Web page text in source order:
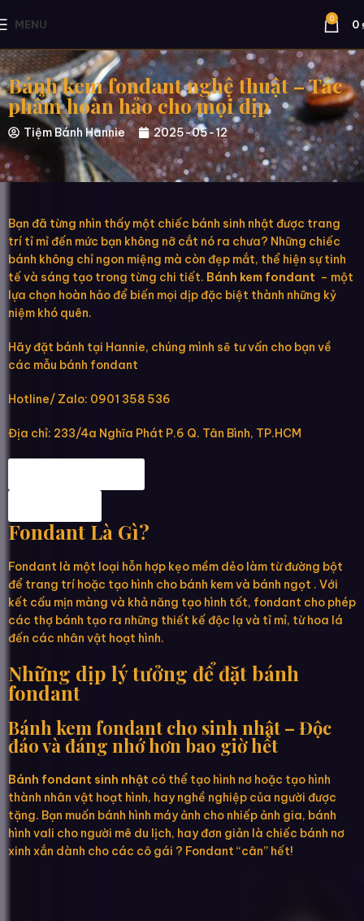
MENU 0 0
Bánh kem fondant nghệ thuật – Tác
phẩm hoàn hảo cho mọi dịp
Tiệm Bánh Hannie 2025-05-12
Bạn đã từng nhìn thấy một chiếc bánh sinh nhật được trang
trí tỉ mỉ đến mức bạn không nỡ cắt nó ra chưa? Những chiếc
bánh không chỉ ngon miệng mà còn đẹp mắt, thể hiện sự tinh
tế và sáng tạo trong từng chi tiết. Bánh kem fondant – một
lựa chọn hoàn hảo để biến mọi dịp đặc biệt thành những kỷ
niệm khó quên.
Hãy đặt bánh tại Hannie, chúng mình sẽ tư vấn cho bạn về
các mẫu bánh fondant
Hotline/ Zalo: 0901 358 536
Địa chỉ: 233/4a Nghĩa Phát P.6 Q. Tân Bình, TP.HCM
Fondant Là Gì?
Fondant là một loại hỗn hợp kẹo mềm dẻo làm từ đường bột
để trang trí hoặc tạo hình cho bánh kem và bánh ngọt . Với
kết cấu mịn màng và khả năng tạo hình tốt, fondant cho phép
các thợ bánh tạo ra những thiết kế độc lạ và tỉ mỉ, từ hoa lá
đến các nhân vật hoạt hình.
Những dịp lý tưởng để đặt bánh
fondant
Bánh kem fondant cho sinh nhật – Độc
đáo và đáng nhớ hơn bao giờ hết
Bánh fondant sinh nhật có thể tạo hình nơ hoặc tạo hình
thành nhân vật hoạt hình, hay nghề nghiệp của người được
tặng. Bạn muốn bánh hình máy ảnh cho nhiếp ảnh gia, bánh
hình vali cho người mê du lịch, hay đơn giản là chiếc bánh nơ
xinh xắn dành cho các cô gái ? Fondant “cân” hết!